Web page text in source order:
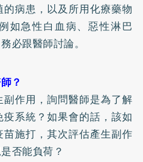
病患，以及所用化療藥物
如急性白血病、惡性淋巴
必跟醫師討論。
？
作用，詢問醫師是為了解
系統？如果會的話，該如
施打，其次評估產生副作
否能負荷？